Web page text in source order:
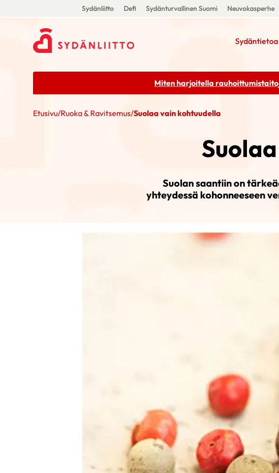
Sydänliitto Defi Sydänturvallinen Suomi Neuvokasperhe
Sydäntietoa
Miten harjoitella
Etusivu/Ruoka & Ravitsemus/Suolaa vain kohtuudella
Suolan saantiin on
yhteydessä kohonneeseen